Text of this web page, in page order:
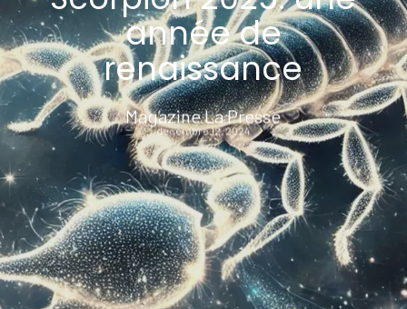
année de
renaissance
Magazine La Presse
décembre 12, 2024